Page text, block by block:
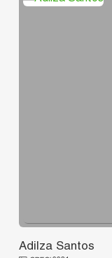
Adilza Santos